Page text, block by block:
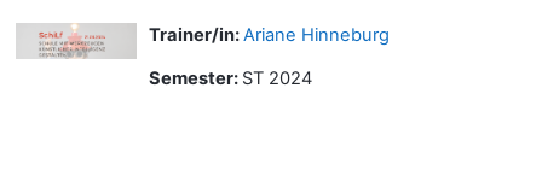
Trainer/in:Ariane Hinneburg
Semester: ST 2024